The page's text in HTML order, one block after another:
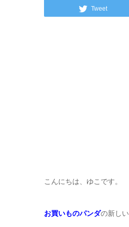
Tweet
こんにちは、ゆこです。
お買いものパンダの新しい